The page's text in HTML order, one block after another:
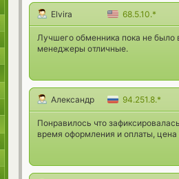
Elvira 68.5.10.*
Лучшего обменника пока не было
менеджеры отличные.
Александр 94.251.8.*
Понравилось что
время оформления и оплаты, цена